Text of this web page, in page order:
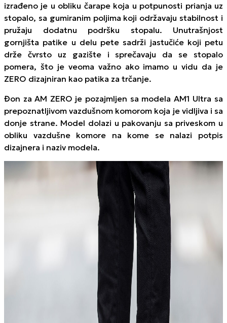
izrađeno je u obliku čarape koja u potpunosti prianja uz
stopalo, sa gumiranim poljima koji održavaju stabilnost i
pružaju dodatnu podršku stopalu. Unutrašnjost
gornjišta patike u delu pete sadrži jastučiće koji petu
drže čvrsto uz gazište i sprečavaju da se stopalo
pomera, što je veoma važno ako imamo u vidu da je
ZERO dizajniran kao patika za trčanje.
Đon za AM ZERO je pozajmljen sa modela AM1 Ultra sa
prepoznatljivom vazdušnom komorom koja je vidljiva i sa
donje strane. Model dolazi u pakovanju sa priveskom u
obliku vazdušne komore na kome se nalazi potpis
dizajnera i naziv modela.